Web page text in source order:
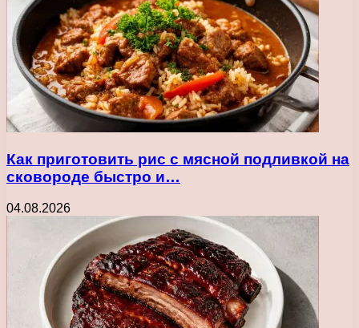
Как приготовить рис с мясной подливкой на
сковороде быстро и…
04.08.2026